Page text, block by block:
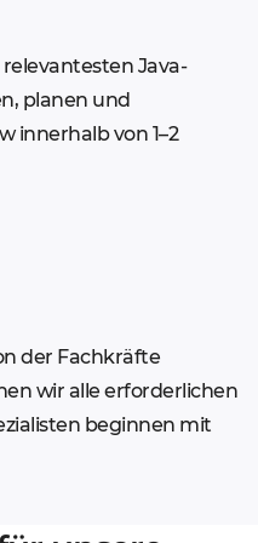
Java-
planen und
innerhalb von 1–2
der Fachkräfte
wir alle erforderlichen
beginnen mit